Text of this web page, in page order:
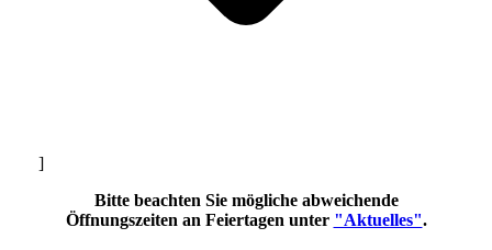
]
Bitte beachten Sie mögliche abweichende
Öffnungszeiten an Feiertagen unter "Aktuelles".